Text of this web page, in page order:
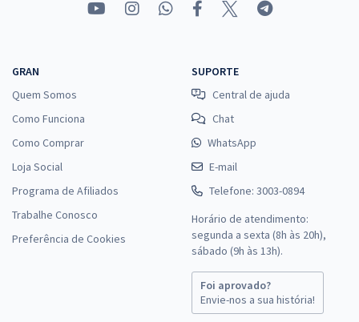
GRAN
Quem Somos
Como Funciona
Como Comprar
Loja Social
Programa de Afiliados
Trabalhe Conosco
Preferência de Cookies
SUPORTE
Central de ajuda
Chat
WhatsApp
E-mail
Telefone: 3003-0894
Horário de atendimento:
segunda a sexta (8h às 20h),
sábado (9h às 13h).
Foi aprovado?
Envie-nos a sua história!